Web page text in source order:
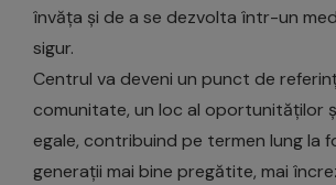
învăța și de a se dezvolta într-un
sigur.
Centrul va deveni un punct de
comunitate, un loc al oportunităților
egale, contribuind pe termen lung la
generații mai bine pregătite, mai